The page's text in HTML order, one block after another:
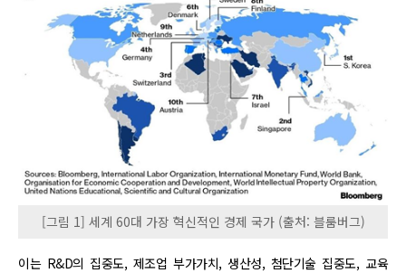
[그림 1] 세계 60대 가장 혁신적인 경제 국가 (출처: 블룸버그)
이는 R&D의 집중도, 제조업 부가가치, 생산성, 첨단기술 집중도, 교육